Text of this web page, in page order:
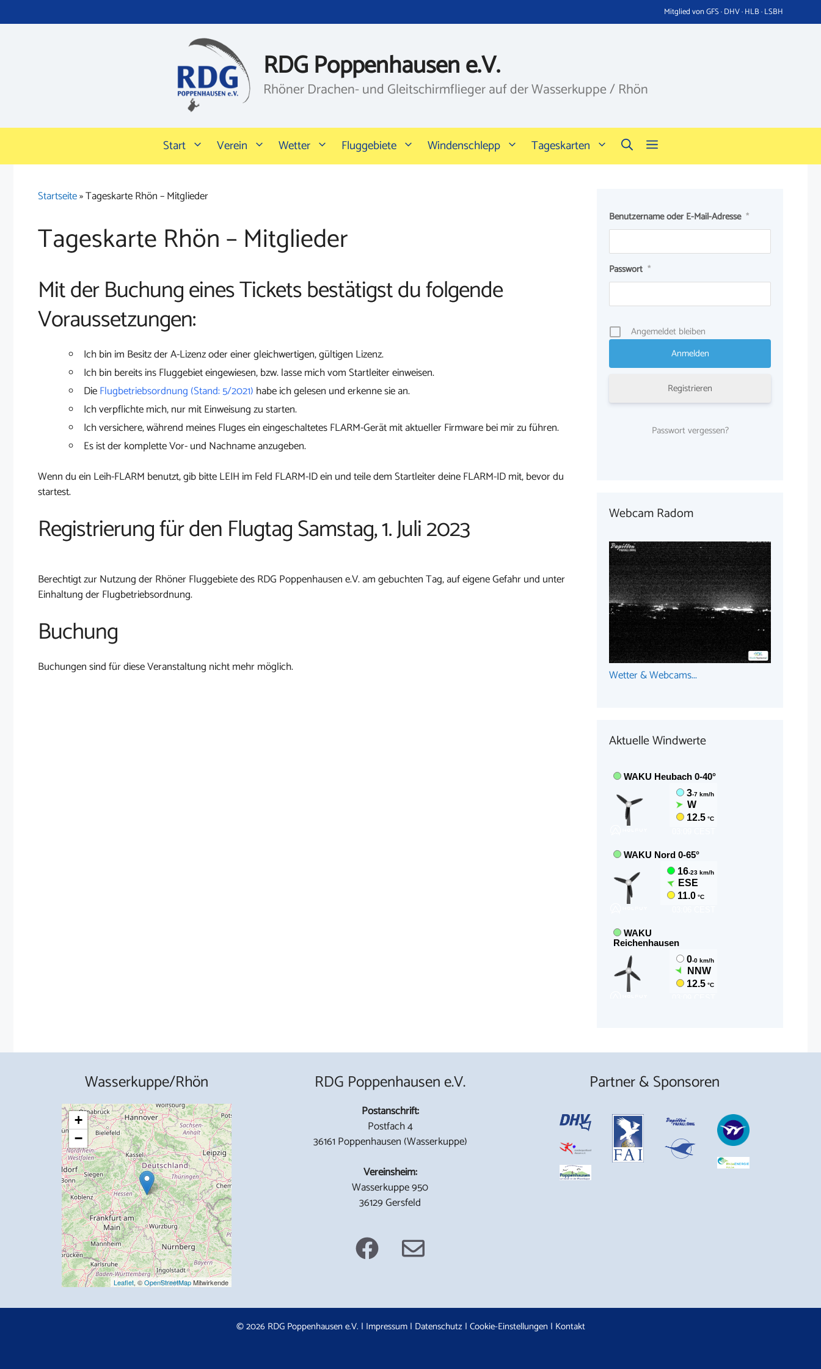
Inhalt
Mitglied von GFS · DHV · HLB · LSBH
RDG Poppenhausen e.V.
Rhöner Drachen- und Gleitschirmflieger auf der Wasserkuppe / Rhön
Start Verein Wetter Fluggebiete Windenschlepp Tageskarten
Startseite»Tageskarte Rhön – Mitglieder
Tageskarte Rhön – Mitglieder
Mit der Buchung eines Tickets bestätigst du folgende
Voraussetzungen:
Ich bin im Besitz der A-Lizenz oder einer gleichwertigen, gültigen Lizenz.
Ich bin bereits ins Fluggebiet eingewiesen, bzw. lasse mich vom Startleiter einweisen.
DieFlugbetriebsordnung (Stand: 5/2021) habe ich gelesen und erkenne sie an.
Ich verpflichte mich, nur mit Einweisung zu starten.
Ich versichere, während meines Fluges ein eingeschaltetes FLARM-Gerät mit aktueller Firmware bei mir zu führen.
Es ist der komplette Vor- und Nachname anzugeben.
Wenn du ein Leih-FLARM benutzt, gib bitte LEIH im Feld FLARM-ID ein und teile dem Startleiter deine FLARM-ID mit, bevor du
startest.
Registrierung für den Flugtag Samstag, 1. Juli 2023
Berechtigt zur Nutzung der Rhöner Fluggebiete des RDG Poppenhausen e.V. am gebuchten Tag, auf eigene Gefahr und unter
Einhaltung der Flugbetriebsordnung.
Buchung
Buchungen sind für diese Veranstaltung nicht mehr möglich.
Benutzername oder E-Mail-Adresse *
Passwort *
Angemeldet bleiben
Registrieren
Passwort vergessen?
Webcam Radom
Wetter & Webcams...
Aktuelle Windwerte
Wasserkuppe/Rhön
+
−
Leaflet, ©OpenStreetMapMitwirkende
RDG Poppenhausen e.V.
Postanschrift:
Postfach 4
36161 Poppenhausen (Wasserkuppe)
Vereinsheim:
Wasserkuppe 950
36129 Gersfeld
Partner & Sponsoren
© 2026 RDG Poppenhausen e.V. | Impressum| Datenschutz | Cookie-Einstellungen | Kontakt